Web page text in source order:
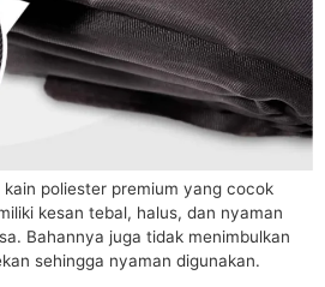
poliester premium yang cocok
kesan tebal, halus, dan nyaman
Bahannya juga tidak menimbulkan
sehingga nyaman digunakan.